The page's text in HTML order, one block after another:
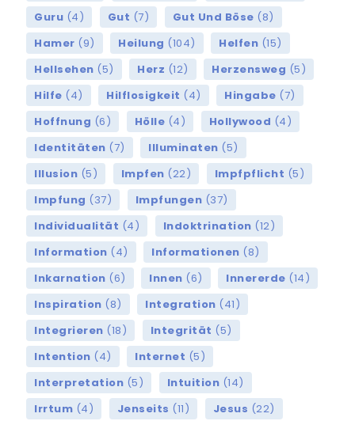
Guru (4) Gut (7) Gut Und Böse (8)
Hamer (9) Heilung (104) Helfen (15)
Hellsehen (5) Herz (12) Herzensweg (5)
Hilfe (4) Hilflosigkeit (4) Hingabe (7)
Hoffnung (6) Hölle (4) Hollywood (4)
Identitäten (7) Illuminaten (5)
Illusion (5) Impfen (22) Impfpflicht (5)
Impfung (37) Impfungen (37)
Individualität (4) Indoktrination (12)
Information (4) Informationen (8)
Inkarnation (6) Innen (6) Innererde (14)
Inspiration (8) Integration (41)
Integrieren (18) Integrität (5)
Intention (4) Internet (5)
Interpretation (5) Intuition (14)
Irrtum (4) Jenseits (11) Jesus (22)